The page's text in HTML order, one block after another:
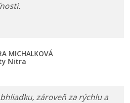
MICHALKOVÁ
Nitra
zároveň za rýchlu a